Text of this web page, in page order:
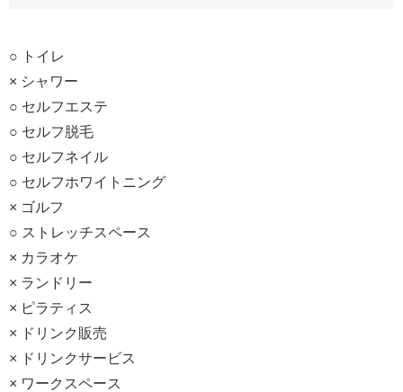
○ トイレ
× シャワー
○ セルフエステ
○ セルフ脱毛
○ セルフネイル
○ セルフホワイトニング
× ゴルフ
○ ストレッチスペース
× カラオケ
× ランドリー
× ピラティス
× ドリンク販売
× ドリンクサービス
× ワークスペース